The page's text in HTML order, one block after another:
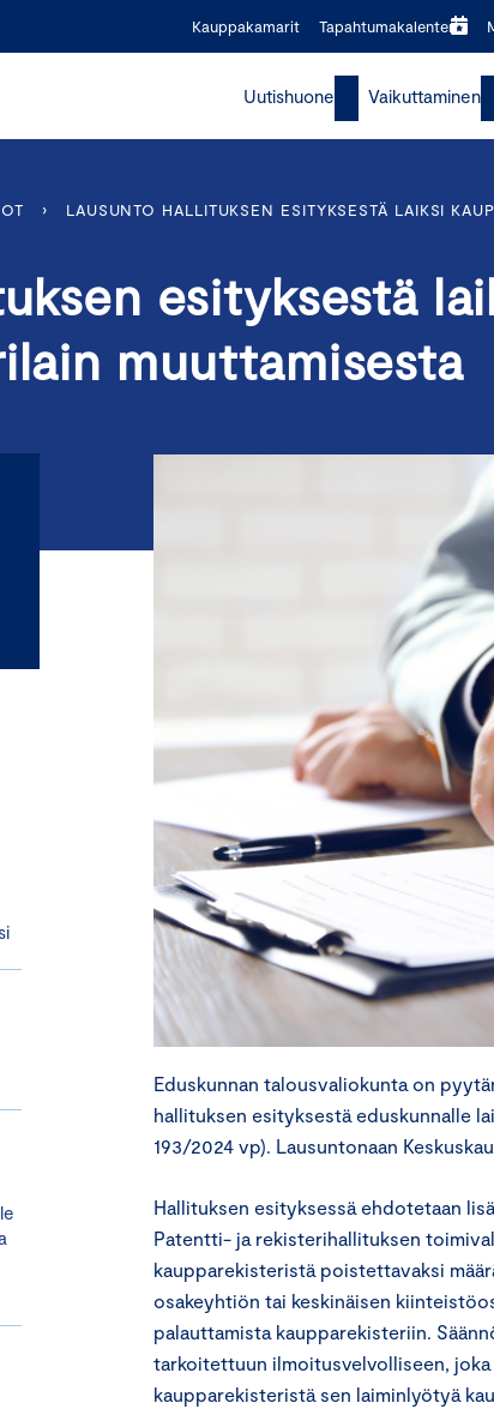
Kauppakamarit Tapahtumakalenteri
Uutishuone Vaikuttaminen
› LAUSUNTO HALLITUKSEN ESITYKSESTÄ LAIKSI
esityksestä
muuttamisesta
Eduskunnan talousvaliokunta on
hallituksen esityksestä eduskunnalle
193/2024 vp). Lausuntonaan
Hallituksen esityksessä ehdotetaan
Patentti- ja rekisterihallituksen
kaupparekisteristä poistettavaksi
osakeyhtiön tai keskinäisen
palauttamista kaupparekisteriin.
tarkoitettuun ilmoitusvelvolliseen,
kaupparekisteristä sen laiminlyötyä